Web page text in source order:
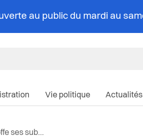
au public du mardi au
Vie politique Actualités
énergie